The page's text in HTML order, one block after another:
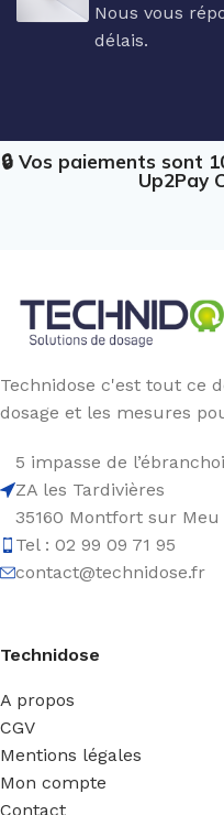
Nous vous
délais.
🔒 Vos paiements sont
Up2Pay
Technidose c'est tout ce
dosage et les mesures
5 impasse de
ZA les Tardivières
35160 Montfort sur Meu
Tel : 02 99 09 71 95
contact@technidose.fr
Technidose
A propos
CGV
Mentions légales
Mon compte
Contact